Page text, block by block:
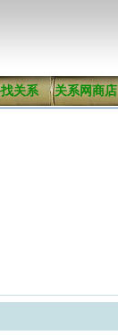
关系 关系网商店